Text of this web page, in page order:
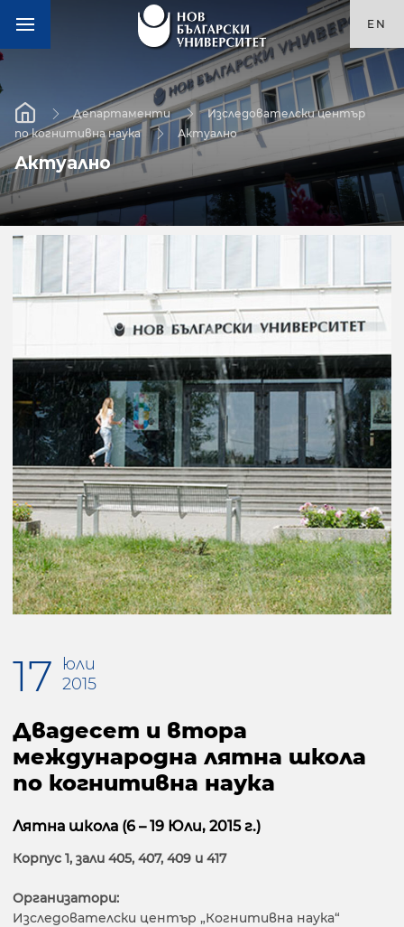
EN
Департаменти
Изследователски център
по когнитивна наука
Актуално
Актуално
17
юли
2015
Двадесет и втора
международна лятна школа
по когнитивна наука
Лятна школа (6 – 19 Юли, 2015 г.)
Корпус 1, зали 405, 407, 409 и 417
Организатори:
Изследователски център „Когнитивна наука“